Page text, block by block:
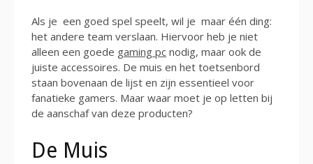
Als je een goed spel speelt, wil je maar één ding:
het andere team verslaan. Hiervoor heb je niet
alleen een goede gaming pc nodig, maar ook de
juiste accessoires. De muis en het toetsenbord
staan ​​bovenaan de lijst en zijn essentieel voor
fanatieke gamers. Maar waar moet je op letten bij
de aanschaf van deze producten?
De Muis